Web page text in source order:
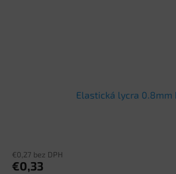
Elastická lycra 0.8mm
€0,27 bez DPH
€0,33